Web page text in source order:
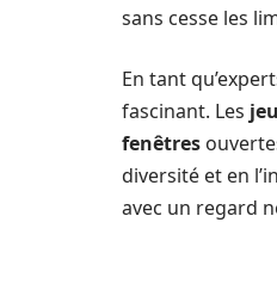
sans cesse les
En tant
fascinant. Les
fenêtres
diversité et en
avec un regard